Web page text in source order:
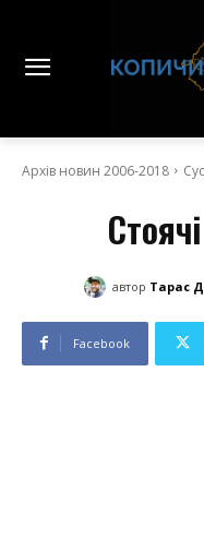
Архів новин 2006-2018
автор Тарас
Facebook